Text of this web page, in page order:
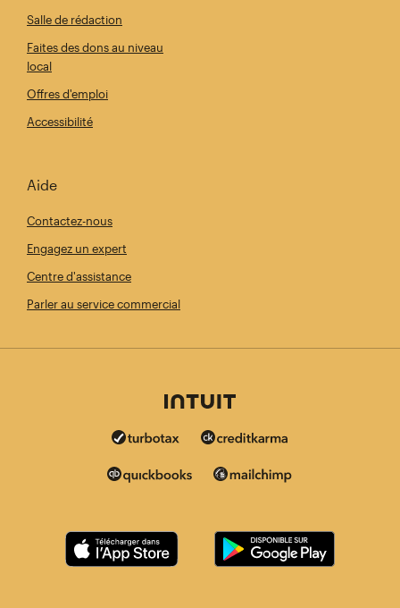
Salle de rédaction
Faites des dons au niveau
local
Offres d'emploi
Accessibilité
Aide
Contactez-nous
Engagez un expert
Centre d'assistance
Parler au service commercial